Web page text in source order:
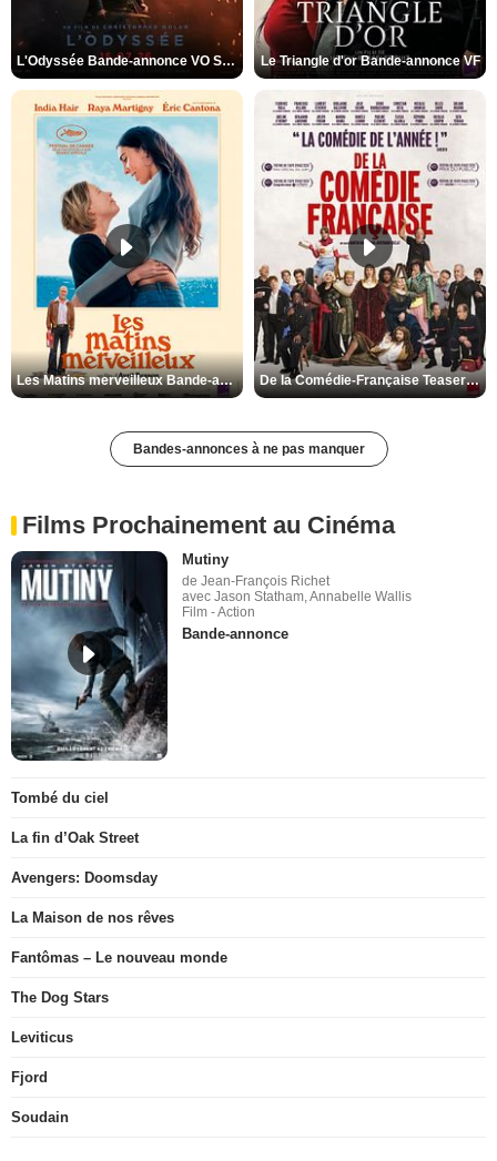
L'Odyssée Bande-annonce VO STFR Le Triangle d'or Bande-annonce VF
Les Matins merveilleux Bande-annonce VF De la Comédie-Française Teaser VF
Bandes-annonces à ne pas manquer
Films Prochainement au Cinéma
Mutiny
de Jean-François Richet
avec Jason Statham, Annabelle Wallis
Film - Action
Bande-annonce
Tombé du ciel
La fin d’Oak Street
Avengers: Doomsday
La Maison de nos rêves
Fantômas – Le nouveau monde
The Dog Stars
Leviticus
Fjord
Soudain